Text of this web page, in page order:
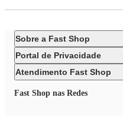
Sobre a Fast Shop
Portal de Privacidade
Atendimento Fast Shop
Fast Shop nas Redes